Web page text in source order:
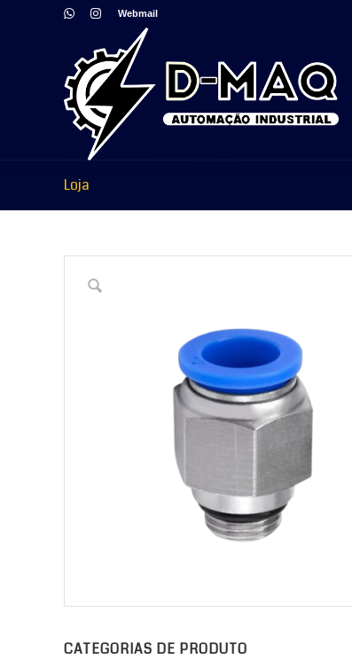
Webmail
Loja
CATEGORIAS DE PRODUTO